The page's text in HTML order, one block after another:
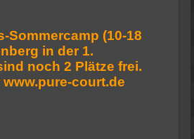
Sommercamp (10-18
in der 1.
noch 2 Plätze frei.
www.pure-court.de